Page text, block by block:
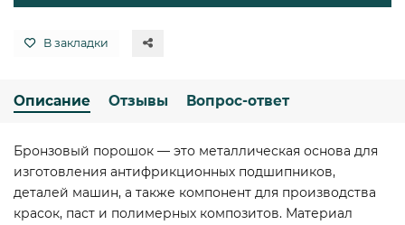
В закладки
Описание Отзывы Вопрос-ответ
Бронзовый порошок — это металлическая основа для
изготовления антифрикционных подшипников,
деталей машин, а также компонент для производства
красок, паст и полимерных композитов. Материал